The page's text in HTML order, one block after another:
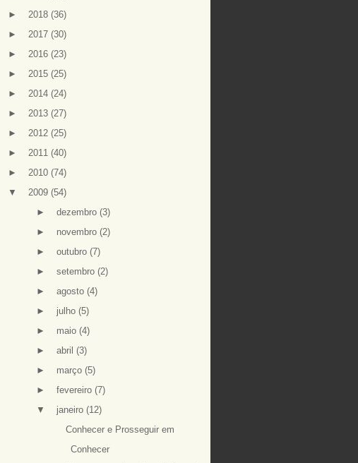
►
2018 (36)
►
2017 (30)
►
2016 (23)
►
2015 (25)
►
2014 (24)
►
2013 (27)
►
2012 (25)
►
2011 (40)
►
2010 (74)
▼
2009 (54)
►
dezembro(3)
►
novembro(2)
►
outubro(7)
►
setembro(2)
►
agosto(4)
►
julho(5)
►
maio(4)
►
abril(3)
►
março(5)
►
fevereiro(7)
▼
janeiro(12)
Conhecer e Prosseguir em
Conhecer